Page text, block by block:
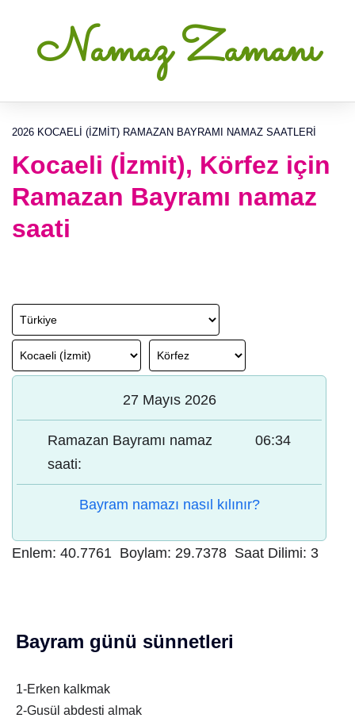
Namaz Zamanı
2026 KOCAELI (İZMIT) RAMAZAN BAYRAMI NAMAZ SAATLERI
Kocaeli (İzmit), Körfez için
Ramazan Bayramı namaz
saati
27 Mayıs 2026
Ramazan Bayramı namaz
saati:
06:34
Bayram namazı nasıl kılınır?
Enlem: 40.7761 Boylam: 29.7378 Saat Dilimi: 3
Bayram günü sünnetleri
1-Erken kalkmak
2-Gusül abdesti almak